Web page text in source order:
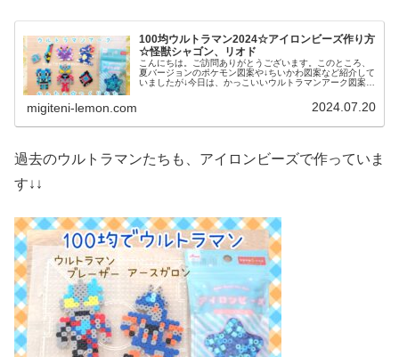
100均ウルトラマン2024☆アイロンビーズ作り方
☆怪獣シャゴン、リオド
こんにちは。ご訪問ありがとうございます。このところ、
夏バージョンのポケモン図案や↓ちいかわ図案など紹介して
いましたが↓今日は、かっこいいウルトラマンアーク図案で
migiteni-lemon.com 2024.07.20
過去のウルトラマンたちも、アイロンビーズで作っていま
す↓↓